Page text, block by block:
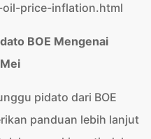
price-inflation.html
BOE Mengenai
pidato dari BOE
panduan lebih lanjut